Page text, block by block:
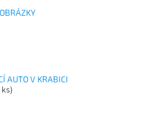
AUTO V KRABICI